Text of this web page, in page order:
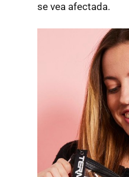
se vea afectada.